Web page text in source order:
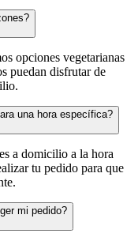
opciones vegetarianas
puedan disfrutar de
una hora específica?
a domicilio a la hora
tu pedido para que
mi pedido?